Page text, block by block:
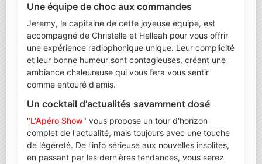
Une équipe de choc aux commandes
Jeremy, le capitaine de cette joyeuse équipe, est
accompagné de Christelle et Helleah pour vous offrir
une expérience radiophonique unique. Leur complicité
et leur bonne humeur sont contagieuses, créant une
ambiance chaleureuse qui vous fera vous sentir
comme entouré d'amis.
Un cocktail d'actualités savamment dosé
"L'Apéro Show" vous propose un tour d'horizon
complet de l'actualité, mais toujours avec une touche
de légèreté. De l'info sérieuse aux nouvelles insolites,
en passant par les dernières tendances, vous serez